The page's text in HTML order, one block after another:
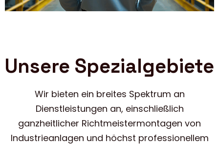
Unsere Spezialgebiete
Wir bieten ein breites Spektrum an
Dienstleistungen an, einschließlich
ganzheitlicher Richtmeistermontagen von
Industrieanlagen und höchst professionellem